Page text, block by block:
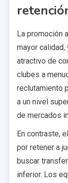
La promoción
mayor
atractivo de
clubes a
reclutamiento
a un nivel
de mercados
En contraste,
por retener a
buscar
inferior. Los